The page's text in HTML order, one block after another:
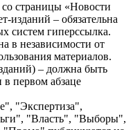
страницы «Новости
изданий – обязательна
систем гиперссылка.
в независимости от
материалов.
– должна быть
в первом абзаце
"Экспертиза",
"Власть", "Выборы",